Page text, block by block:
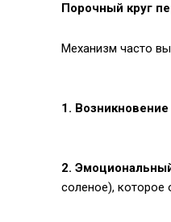
Порочный круг
Механизм часто
1. Возникновение
2.
соленое), которое